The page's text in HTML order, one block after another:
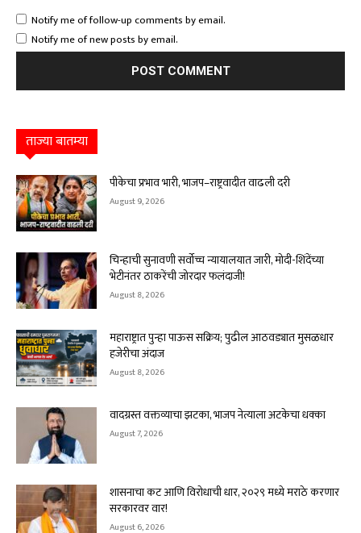
Notify me of follow-up comments by email.
Notify me of new posts by email.
ताज्या बातम्या
पीकेचा प्रभाव भारी, भाजप–राष्ट्रवादीत वाढली दरी
August 9, 2026
चिन्हाची सुनावणी सर्वोच्च न्यायालयात जारी, मोदी-शिंदेंच्या
भेटीनंतर ठाकरेंची जोरदार फलंदाजी!
August 8, 2026
महाराष्ट्रात पुन्हा पाऊस सक्रिय; पुढील आठवड्यात मुसळधार
हजेरीचा अंदाज
August 8, 2026
वादग्रस्त वक्तव्याचा झटका, भाजप नेत्याला अटकेचा धक्का
August 7, 2026
शासनाचा कट आणि विरोधाची धार, २०२९ मध्ये मराठे करणार
सरकारवर वार!
August 6, 2026